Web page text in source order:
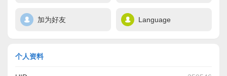
加为好友 Language
个人资料